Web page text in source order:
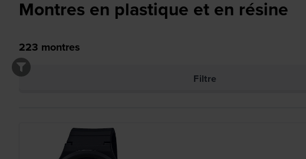
Montres en plastique et en résine
223 montres
Filtre